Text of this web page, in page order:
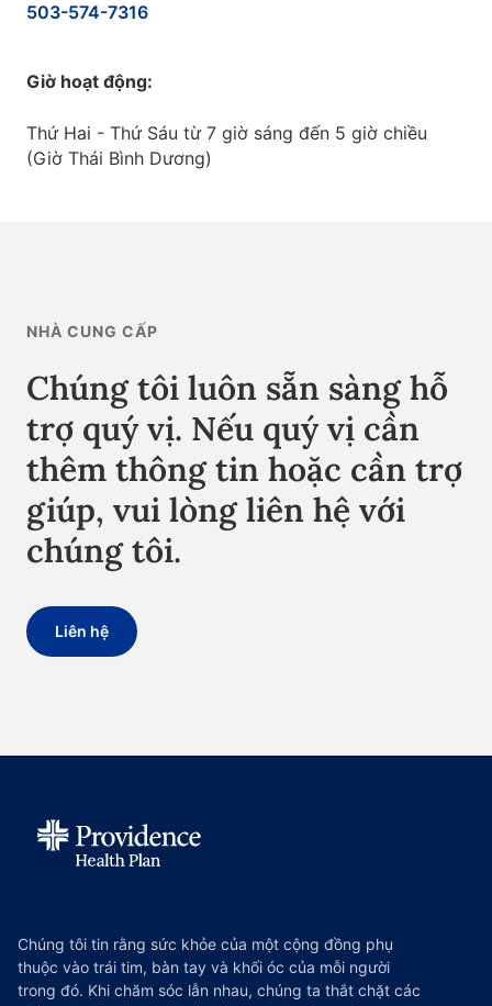
503-574-7316
Giờ hoạt động:
Thứ Hai - Thứ Sáu từ 7 giờ sáng đến 5 giờ chiều
(Giờ Thái Bình Dương)
NHÀ CUNG CẤP
Chúng tôi luôn sẵn sàng hỗ
trợ quý vị. Nếu quý vị cần
thêm thông tin hoặc cần trợ
giúp, vui lòng liên hệ với
chúng tôi.
Liên hệ
Chúng tôi tin rằng sức khỏe của một cộng đồng phụ
thuộc vào trái tim, bàn tay và khối óc của mỗi người
trong đó. Khi chăm sóc lẫn nhau, chúng ta thắt chặt các